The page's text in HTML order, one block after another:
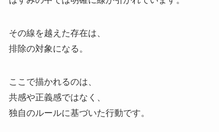
その線を越えた存在は、
排除の対象になる。
ここで描かれるのは、
共感や正義感ではなく、
独自のルールに基づいた行動です。